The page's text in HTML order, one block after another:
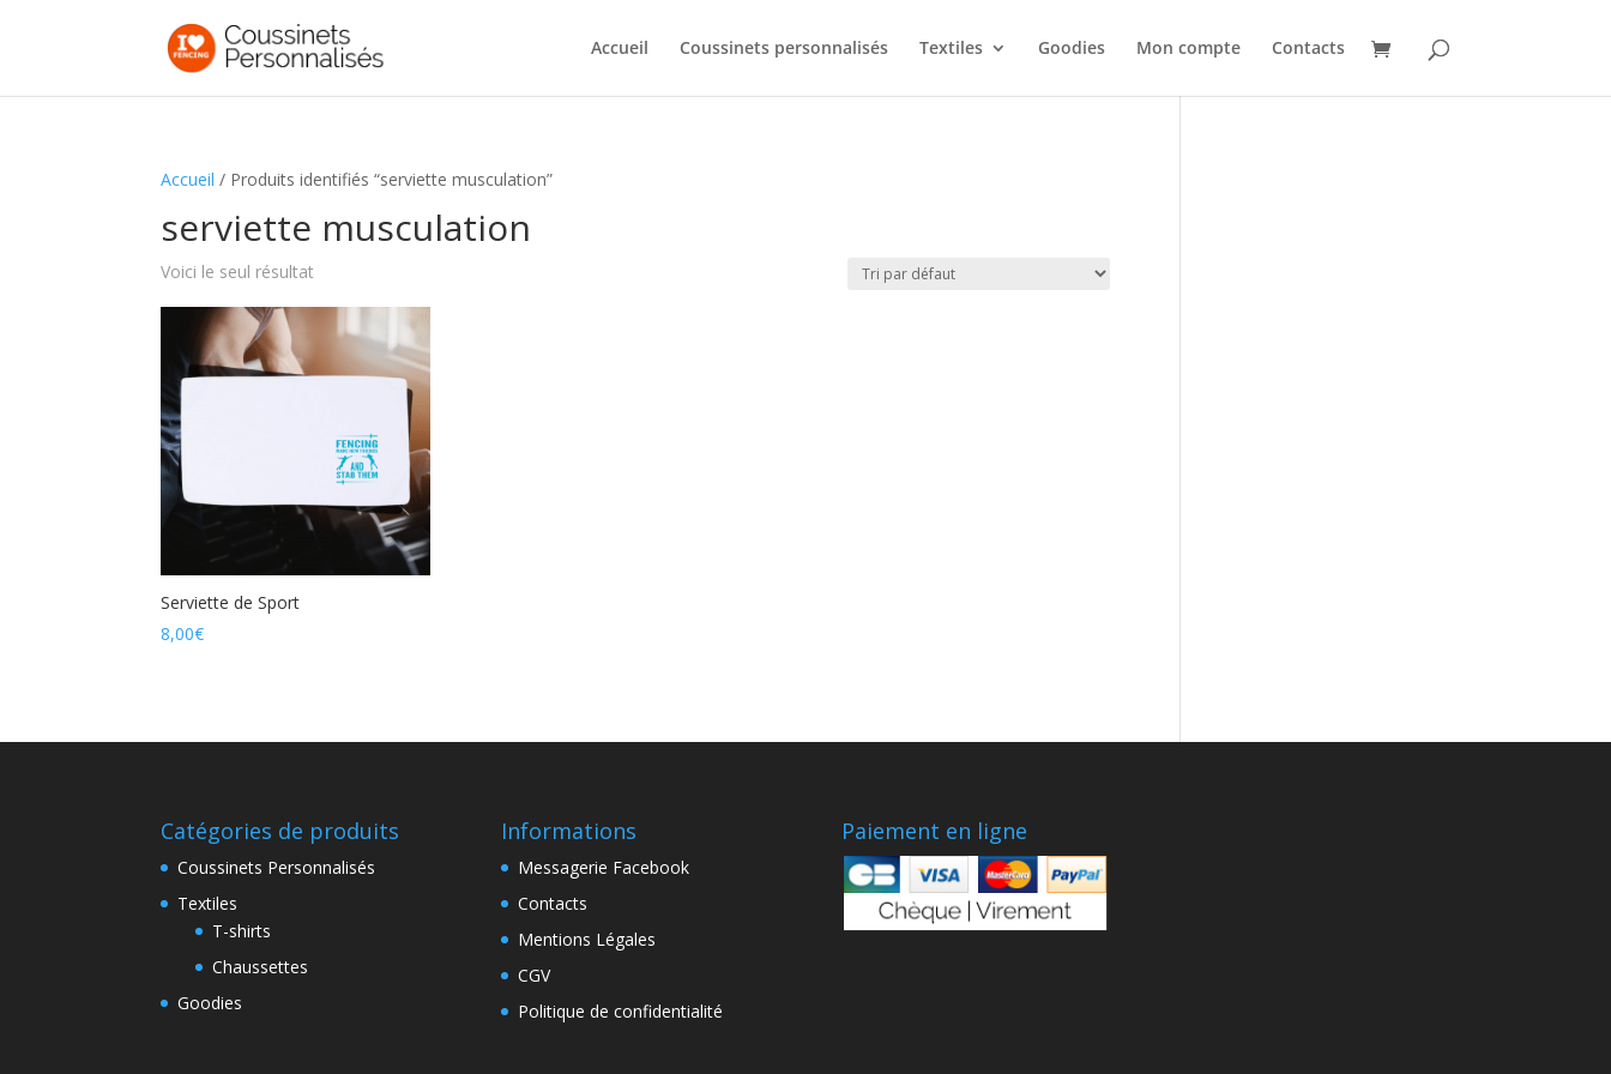
Accueil Coussinets personnalisés Textiles Goodies Mon compte Contacts
Accueil / Produits identifiés “serviette musculation”
serviette musculation
Voici le seul résultat
Serviette de Sport
8,00€
Catégories de produits
Coussinets Personnalisés
Textiles
T-shirts
Chaussettes
Goodies
Informations
Messagerie Facebook
Contacts
Mentions Légales
CGV
Politique de confidentialité
Paiement en ligne